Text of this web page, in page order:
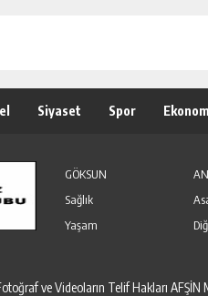
Siyaset Spor
GÖKSUN
Sağlık
Yaşam
ve Videoların Telif Hakları